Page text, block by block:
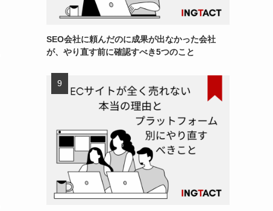
SEO会社に頼んだのに成果が出なかった会社
が、やり直す前に確認すべき5つのこと